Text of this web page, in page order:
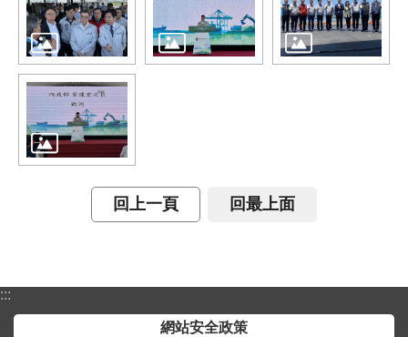
宣
告
保
及
管
理
回上一頁 回最上面
:::
網站安全政策